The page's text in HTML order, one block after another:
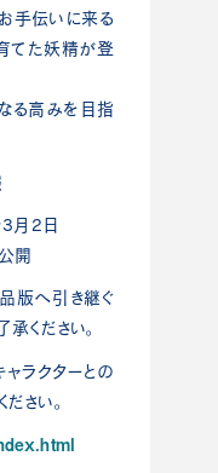
手伝いに来る
てた妖精が登
る高みを目指
月2日
開
版へ引き継ぐ
承ください。
ラクターとの
さい。